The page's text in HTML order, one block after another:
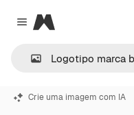
Close menu
Magnific
Crie uma imagem com IA